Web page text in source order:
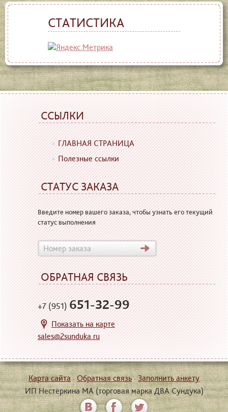
СТАТИСТИКА
ССЫЛКИ
ГЛАВНАЯ СТРАНИЦА
Полезные ссылки
СТАТУС ЗАКАЗА
Введите номер вашего заказа, чтобы узнать его текущий
статус выполнения
ОБРАТНАЯ СВЯЗЬ
+7 (951)651-32-99
Показать на карте
sales@2sunduka.ru
Карта сайта·Обратная связь·Заполнить анкету
ИП Нестёркина МА (торговая марка ДВА Сундука)